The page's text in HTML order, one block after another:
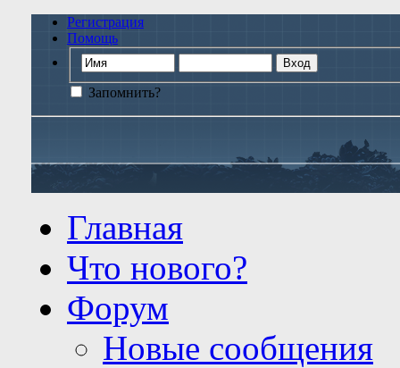
Регистрация
Помощь
Запомнить?
Главная
Что нового?
Форум
Новые сообщения